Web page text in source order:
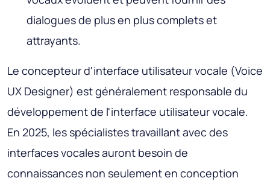
dialogues de plus en plus complets et
attrayants.
Le concepteur d'interface utilisateur vocale (Voice
UX Designer) est généralement responsable du
développement de l'interface utilisateur vocale.
En 2025, les spécialistes travaillant avec des
interfaces vocales auront besoin de
connaissances non seulement en conception